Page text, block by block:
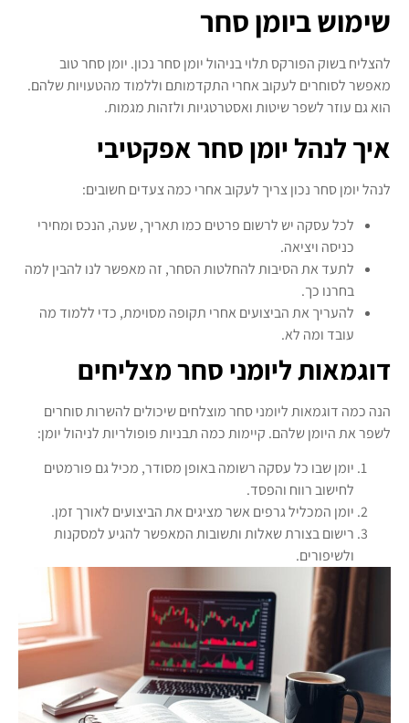
שימוש ביומן סחר
להצליח בשוק הפורקס תלוי בניהול יומן סחר נכון. יומן סחר טוב
מאפשר לסוחרים לעקוב אחרי התקדמותם וללמוד מהטעויות שלהם.
הוא גם עוזר לשפר שיטות ואסטרטגיות ולזהות מגמות.
איך לנהל יומן סחר אפקטיבי
לנהל יומן סחר נכון צריך לעקוב אחרי כמה צעדים חשובים:
לכל עסקה יש לרשום פרטים כמו תאריך, שעה, הנכס ומחירי
כניסה ויציאה.
לתעד את הסיבות להחלטות הסחר, זה מאפשר לנו להבין למה
בחרנו כך.
להעריך את הביצועים אחרי תקופה מסוימת, כדי ללמוד מה
עובד ומה לא.
דוגמאות ליומני סחר מצליחים
הנה כמה דוגמאות ליומני סחר מוצלחים שיכולים להשרות סוחרים
לשפר את היומן שלהם. קיימות כמה תבניות פופולריות לניהול יומן:
יומן שבו כל עסקה רשומה באופן מסודר, מכיל גם פורמטים
לחישוב רווח והפסד.
יומן המכליל גרפים אשר מציגים את הביצועים לאורך זמן.
רישום בצורת שאלות ותשובות המאפשר להגיע למסקנות
ולשיפורים.